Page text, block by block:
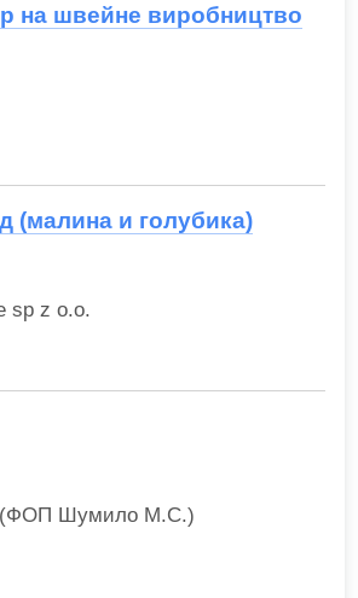
на швейне виробництво
(малина и голубика)
sp z o.o.
(ФОП Шумило М.С.)